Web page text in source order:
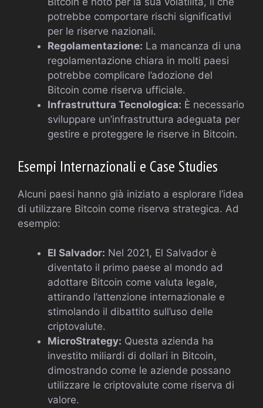
potrebbe comportare rischi significativi
per le riserve nazionali.
Regolamentazione: La mancanza di una
regolamentazione chiara in molti paesi
potrebbe complicare l’adozione del
Bitcoin come riserva ufficiale.
Infrastruttura Tecnologica: È necessario
sviluppare un’infrastruttura adeguata per
gestire e proteggere le riserve in Bitcoin.
Esempi Internazionali e Case Studies
Alcuni paesi hanno già iniziato a esplorare l’idea
di utilizzare Bitcoin come riserva strategica. Ad
esempio:
El Salvador: Nel 2021, El Salvador è
diventato il primo paese al mondo ad
adottare Bitcoin come valuta legale,
attirando l’attenzione internazionale e
stimolando il dibattito sull’uso delle
criptovalute.
MicroStrategy: Questa azienda ha
investito miliardi di dollari in Bitcoin,
dimostrando come le aziende possano
utilizzare le criptovalute come riserva di
valore.